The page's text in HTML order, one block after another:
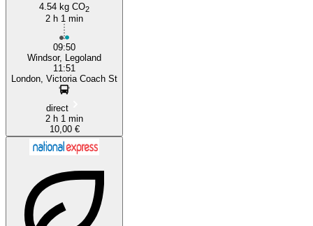
4.54 kg CO2
2 h 1 min
09:50
Windsor, Legoland
11:51
London, Victoria Coach St
direct
2 h 1 min
10,00 €